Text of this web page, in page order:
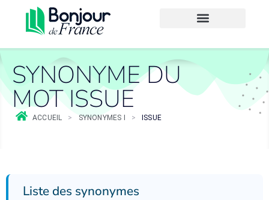
SYNONYME DU
MOT ISSUE
ACCUEIL > SYNONYMES I > ISSUE
Liste des synonymes